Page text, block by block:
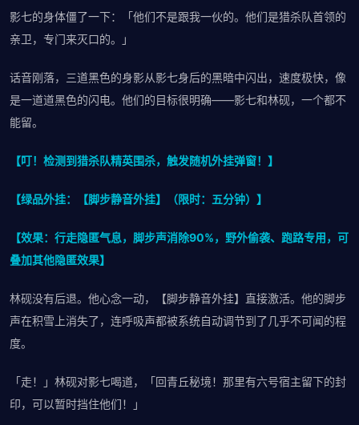
影七的身体僵了一下：「他们不是跟我一伙的。他们是猎杀队首领的
亲卫，专门来灭口的。」
话音刚落，三道黑色的身影从影七身后的黑暗中闪出，速度极快，像
是一道道黑色的闪电。他们的目标很明确——影七和林砚，一个都不
能留。
【叮！检测到猎杀队精英围杀，触发随机外挂弹窗！】
【绿品外挂：【脚步静音外挂】（限时：五分钟）】
【效果：行走隐匿气息，脚步声消除90%，野外偷袭、跑路专用，可
叠加其他隐匿效果】
林砚没有后退。他心念一动，【脚步静音外挂】直接激活。他的脚步
声在积雪上消失了，连呼吸声都被系统自动调节到了几乎不可闻的程
度。
「走！」林砚对影七喝道，「回青丘秘境！那里有六号宿主留下的封
印，可以暂时挡住他们！」